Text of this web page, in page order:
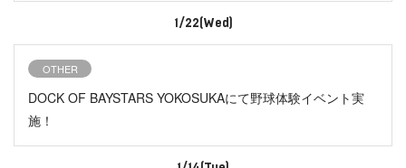
1/22(Wed)
OTHER
DOCK OF BAYSTARS YOKOSUKAにて野球体験イベント実
施！